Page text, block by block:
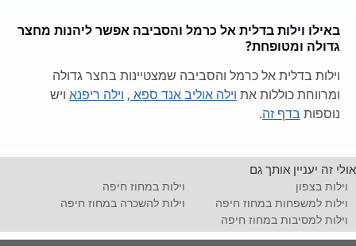
באילו וילות בדלית אל כרמל והסביבה אפשר ליהנות מחצר
גדולה ומטופחת?
וילות בדלית אל כרמל והסביבה שמצטיינות בחצר גדולה
ומרווחת כוללות את וילה אוליב אנד ספא , וילה ריפנא ויש
נוספות בדף זה.
אולי זה יעניין אותך גם
וילות בצפון
וילות במחוז חיפה
וילות למשפחות במחוז חיפה
וילות להשכרה במחוז חיפה
וילות למסיבות במחוז חיפה